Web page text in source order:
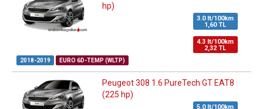
hp)
3.0 lt/100km
1,60 TL
4.3 lt/100km
2,32 TL
2018-2019 EURO 6D-TEMP (WLTP)
Peugeot 308 1.6 PureTech GT EAT8
(225 hp)
5.0 lt/100km